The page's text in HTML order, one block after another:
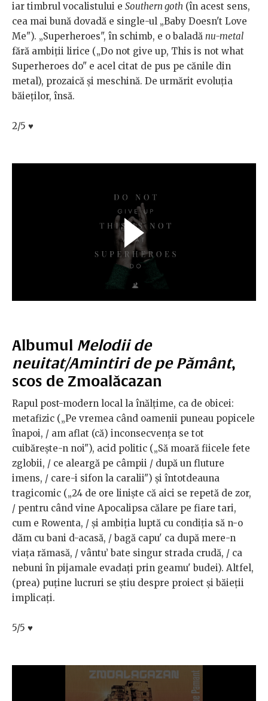
iar timbrul vocalistului e Southern goth (în acest sens,
cea mai bună dovadă e single-ul „Baby Doesn't Love
Me"). „Superheroes", în schimb, e o baladă nu-metal
fără ambiții lirice („Do not give up, This is not what
Superheroes do" e acel citat de pus pe cănile din
metal), prozaică și meschină. De urmărit evoluția
băieților, însă.
2/5 ♥
Albumul Melodii de
neuitat/Amintiri de pe Pământ,
scos de Zmoalăcazan
Rapul post-modern local la înălțime, ca de obicei:
metafizic („Pe vremea când oamenii puneau popicele
înapoi, / am aflat (că) inconsecvența se tot
cuibărește-n noi"), acid politic („Să moară fiicele fete
zglobii, / ce aleargă pe câmpii / după un fluture
imens, / care-i sifon la caralii") și întotdeauna
tragicomic („24 de ore liniște că aici se repetă de zor,
/ pentru când vine Apocalipsa călare pe fiare tari,
cum e Rowenta, / și ambiția luptă cu condiția să n-o
dăm cu bani d-acasă, / bagă capu' ca după mere-n
viața rămasă, / vântu’ bate singur strada crudă, / ca
nebuni în pijamale evadați prin geamu' budei). Altfel,
(prea) puține lucruri se știu despre proiect și băieții
implicați.
5/5 ♥